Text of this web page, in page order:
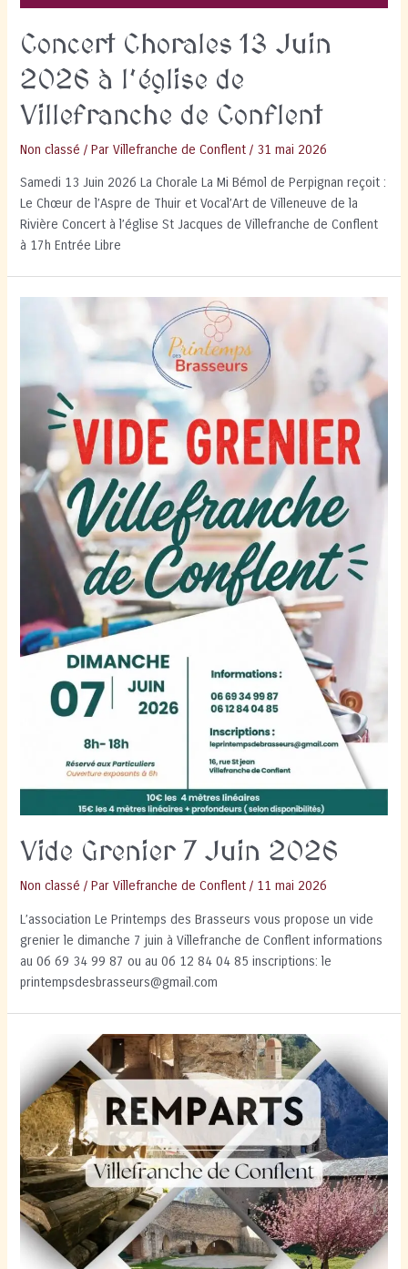
Concert Chorales 13 Juin
2026 à l’église de
Villefranche de Conflent
Non classé / ParVillefranche de Conflent / 31 mai 2026
Samedi 13 Juin 2026 La Chorale La Mi Bémol de Perpignan reçoit :
Le Chœur de l’Aspre de Thuir et Vocal’Art de Villeneuve de la
Rivière Concert à l’église St Jacques de Villefranche de Conflent
à 17h Entrée Libre
Vide Grenier 7 Juin 2026
Non classé / ParVillefranche de Conflent / 11 mai 2026
L’association Le Printemps des Brasseurs vous propose un vide
grenier le dimanche 7 juin à Villefranche de Conflent informations
au 06 69 34 99 87 ou au 06 12 84 04 85 inscriptions: le
printempsdesbrasseurs@gmail.com